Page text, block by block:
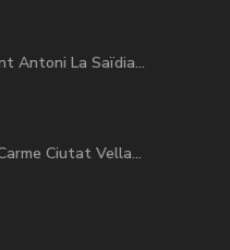
Antoni La Saïdia...
Ciutat Vella...